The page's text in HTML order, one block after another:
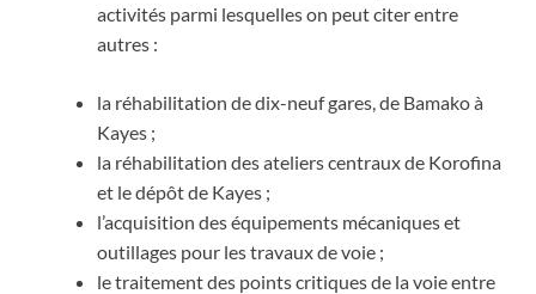
activités parmi lesquelles on peut citer entre
autres :
la réhabilitation de dix-neuf gares, de Bamako à
Kayes ;
la réhabilitation des ateliers centraux de Korofina
et le dépôt de Kayes ;
l’acquisition des équipements mécaniques et
outillages pour les travaux de voie ;
le traitement des points critiques de la voie entre